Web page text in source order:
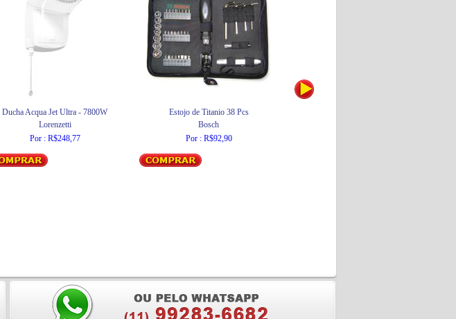
Ducha Acqua Jet Ultra - 7800W
Lorenzetti
Por : R$248,77
Estojo de Titanio 38 Pcs
Bosch
Por : R$92,90